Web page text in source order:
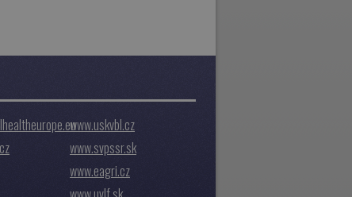
www.uskvbl.cz
www.svpssr.sk
www.eagri.cz